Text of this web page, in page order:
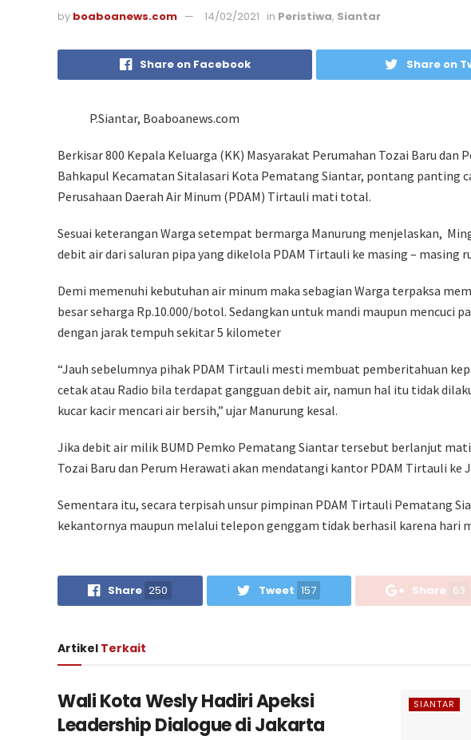
by boaboanews.com 14/02/2021 in Peristiwa, Siantar
Share on Facebook Share on
P.Siantar, Boaboanews.com
Berkisar 800 Kepala Keluarga (KK) Masyarakat Perumahan Tozai Baru dan
Bahkapul Kecamatan Sitalasari Kota Pematang Siantar, pontang panting
Perusahaan Daerah Air Minum (PDAM) Tirtauli mati total.
Sesuai keterangan Warga setempat bermarga Manurung menjelaskan,
debit air dari saluran pipa yang dikelola PDAM Tirtauli ke masing – masing
Demi memenuhi kebutuhan air minum maka sebagian Warga terpaksa
besar seharga Rp.10.000/botol. Sedangkan untuk mandi maupun mencuci
dengan jarak tempuh sekitar 5 kilometer
“Jauh sebelumnya pihak PDAM Tirtauli mesti membuat pemberitahuan
cetak atau Radio bila terdapat gangguan debit air, namun hal itu tidak
kucar kacir mencari air bersih,” ujar Manurung kesal.
Jika debit air milik BUMD Pemko Pematang Siantar tersebut berlanjut
Tozai Baru dan Perum Herawati akan mendatangi kantor PDAM Tirtauli ke
Sementara itu, secara terpisah unsur pimpinan PDAM Tirtauli Pematang
kekantornya maupun melalui telepon genggam tidak berhasil karena hari
Share 250 Tweet 157 Share 63
Artikel Terkait
SIANTAR
Wali Kota Wesly Hadiri Apeksi
Leadership Dialogue di Jakarta